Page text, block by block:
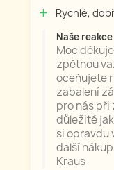
add Rychlé,
Naše reakce
Moc
zpětnou
oceňujete
zabalení
pro nás při
důležité
si opravdu
další
Kraus